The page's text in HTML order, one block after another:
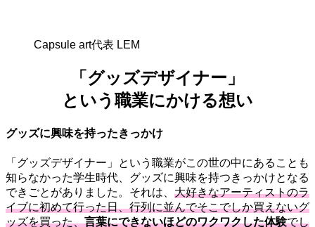
Capsule art代表 LEM
「グッズデザイナー 」
という職業にかける想い
グッズに興味を持ったきっかけ
「グッズデザイナー」という職業がこの世の中にあることも
知らなかった学生時代、グッズに興味を持つきっかけとなる
できごとがありました。それは、 大好きなアーティストのラ
イブに初めて行った日、行列に並んでそこでしか買えないグ
ッズを買った、言葉にできないほどのワクワクした体験でし